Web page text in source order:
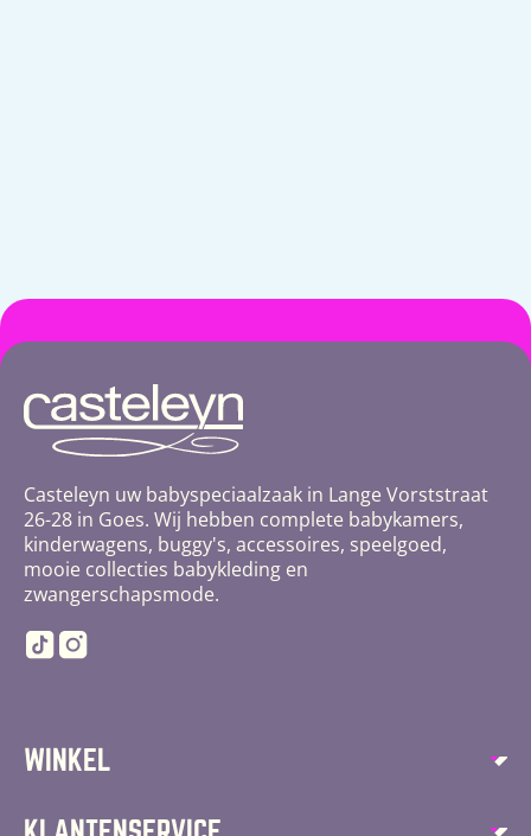
Casteleyn uw babyspeciaalzaak in Lange Vorststraat
26-28 in Goes. Wij hebben complete babykamers,
kinderwagens, buggy's, accessoires, speelgoed,
mooie collecties babykleding en
zwangerschapsmode.
TikTokInstagram
WINKEL
Autostoelen